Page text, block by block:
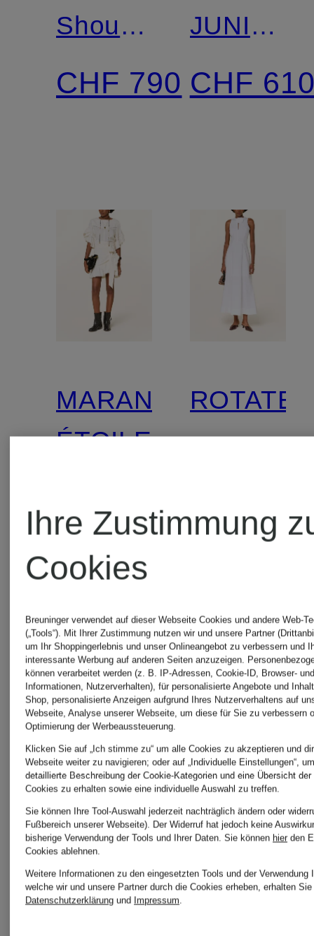
Shoulder-
Kleid
GIA
CHF 790
JUNIPER
mit
CHF
MARANT
ÉTOILE
MELICIA
in
Wickeloptik
mit
Rüschen
ROTATE
CHF
NEO
Ihre Zustimmung
Cookies
Breuninger verwendet auf dieser Webseite Cookies und andere Web-
(„Tools“). Mit Ihrer Zustimmung nutzen wir und unsere Partner
um Ihr Shoppingerlebnis und unser Onlineangebot zu verbessern und
interessante Werbung auf anderen Seiten anzuzeigen.
können verarbeitet werden (z. B. IP-Adressen, Cookie-ID, Browser-
Informationen, Nutzerverhalten), für personalisierte Angebote und
Shop, personalisierte Anzeigen aufgrund Ihres Nutzerverhaltens auf
Webseite, Analyse unserer Webseite, um diese für Sie zu verbessern
Optimierung der Werbeaussteuerung.
Klicken Sie auf „Ich stimme zu“ um alle Cookies zu akzeptieren und
Webseite weiter zu navigieren; oder auf „Individuelle Einstellungen“,
detaillierte Beschreibung der Cookie-Kategorien und eine Übersicht
Cookies zu erhalten sowie eine individuelle Auswahl zu treffen.
Sie können Ihre Tool-Auswahl jederzeit nachträglich ändern oder
Fußbereich unserer Webseite). Der Widerruf hat jedoch keine
bisherige Verwendung der Tools und Ihrer Daten. Sie können hier den
Cookies ablehnen.
Weitere Informationen zu den eingesetzten Tools und der Verwendung
welche wir und unsere Partner durch die Cookies erheben, erhalten
Datenschutzerklärung und Impressum.